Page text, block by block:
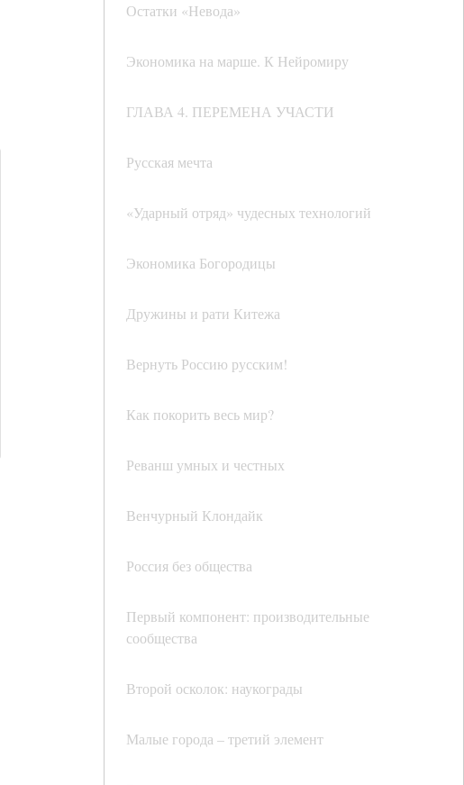
Остатки «Невода»
Экономика на марше. К Нейромиру
ГЛАВА 4. ПЕРЕМЕНА УЧАСТИ
Русская мечта
«Ударный отряд» чудесных технологий
Экономика Богородицы
Дружины и рати Китежа
Вернуть Россию русским!
Как покорить весь мир?
Реванш умных и честных
Венчурный Клондайк
Россия без общества
Первый компонент: производительные
сообщества
Второй осколок: наукограды
Малые города – третий элемент